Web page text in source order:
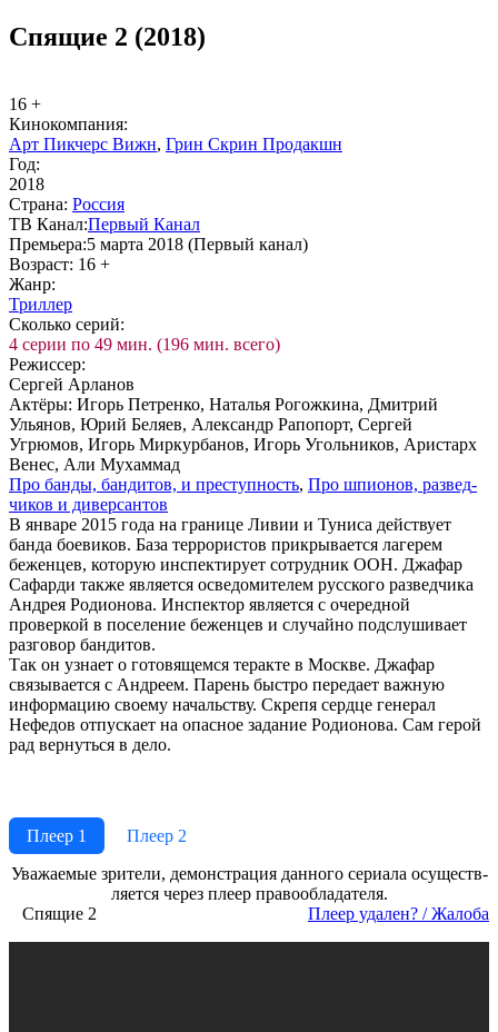
Спящие 2 (2018)
16 +
Ки­но­ком­па­ния:
Арт Пикчерс Вижн, Грин Скрин Продакшн
Год:
2018
Стра­на: Рос­сия
ТВ Ка­нал:Пер­вый Ка­нал
Пре­мье­ра:5 марта 2018 (Первый канал)
Воз­раст: 16 +
Жанр:
Трил­лер
Сколь­ко се­рий:
4 серии по 49 мин. (196 мин. всего)
Ре­жис­сер:
Сергей Арланов
Ак­тё­ры: Игорь Петренко, Наталья Рогожкина, Дмитрий
Ульянов, Юрий Беляев, Александр Рапопорт, Сергей
Угрюмов, Игорь Миркурбанов, Игорь Угольников, Аристарх
Венес, Али Мухаммад
Про бан­ды, бан­ди­тов, и пре­ступ­ность, Про шпио­нов, раз­вед­
чи­ков и ди­вер­сан­тов
В январе 2015 года на границе Ливии и Туниса действует
банда боевиков. База террористов прикрывается лагерем
беженцев, которую инспектирует сотрудник ООН. Джафар
Сафарди также является осведомителем русского разведчика
Андрея Родионова. Инспектор является с очередной
проверкой в поселение беженцев и случайно подслушивает
разговор бандитов.
Так он узнает о готовящемся теракте в Москве. Джафар
связывается с Андреем. Парень быстро передает важную
информацию своему начальству. Скрепя сердце генерал
Нефедов отпускает на опасное задание Родионова. Сам герой
рад вернуться в дело.
Плеер 1
Плеер 2
Ува­жае­мые зри­те­ли, де­мон­ст­ра­ция дан­но­го се­риа­ла осу­ще­ст­в­
ля­ет­ся че­рез пле­ер пра­во­об­ла­да­те­ля.
Спящие 2
Пле­ер уда­лен? / Жа­ло­ба